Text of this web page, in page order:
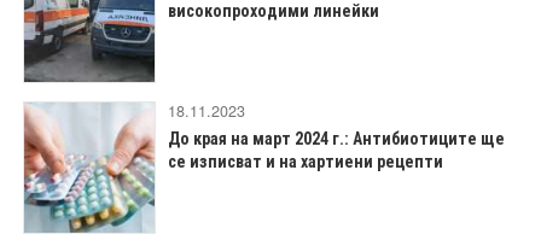
високопроходими линейки
18.11.2023
До края на март 2024 г.: Антибиотиците ще
се изписват и на хартиени рецепти